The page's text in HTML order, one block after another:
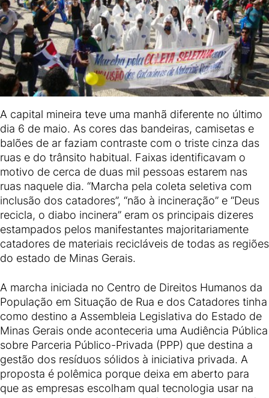
A capital mineira teve uma manhã diferente no último
dia 6 de maio. As cores das bandeiras, camisetas e
balões de ar faziam contraste com o triste cinza das
ruas e do trânsito habitual. Faixas identificavam o
motivo de cerca de duas mil pessoas estarem nas
ruas naquele dia. “Marcha pela coleta seletiva com
inclusão dos catadores”, “não à incineração” e “Deus
recicla, o diabo incinera” eram os principais dizeres
estampados pelos manifestantes majoritariamente
catadores de materiais recicláveis de todas as regiões
do estado de Minas Gerais.
A marcha iniciada no Centro de Direitos Humanos da
População em Situação de Rua e dos Catadores tinha
como destino a Assembleia Legislativa do Estado de
Minas Gerais onde aconteceria uma Audiência Pública
sobre Parceria Público-Privada (PPP) que destina a
gestão dos resíduos sólidos à iniciativa privada. A
proposta é polêmica porque deixa em aberto para
que as empresas escolham qual tecnologia usar na